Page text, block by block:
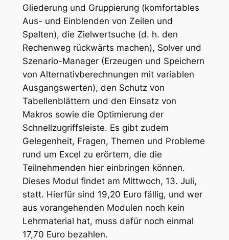
Gliederung und Gruppierung (komfortables
Aus- und Einblenden von Zeilen und
Spalten), die Zielwertsuche (d. h. den
Rechenweg rückwärts machen), Solver und
Szenario-Manager (Erzeugen und Speichern
von Alternativberechnungen mit variablen
Ausgangswerten), den Schutz von
Tabellenblättern und den Einsatz von
Makros sowie die Optimierung der
Schnellzugriffsleiste. Es gibt zudem
Gelegenheit, Fragen, Themen und Probleme
rund um Excel zu erörtern, die die
Teilnehmenden hier einbringen können.
Dieses Modul findet am Mittwoch, 13. Juli,
statt. Hierfür sind 19,20 Euro fällig, und wer
aus vorangehenden Modulen noch kein
Lehrmaterial hat, muss dafür noch einmal
17,70 Euro bezahlen.